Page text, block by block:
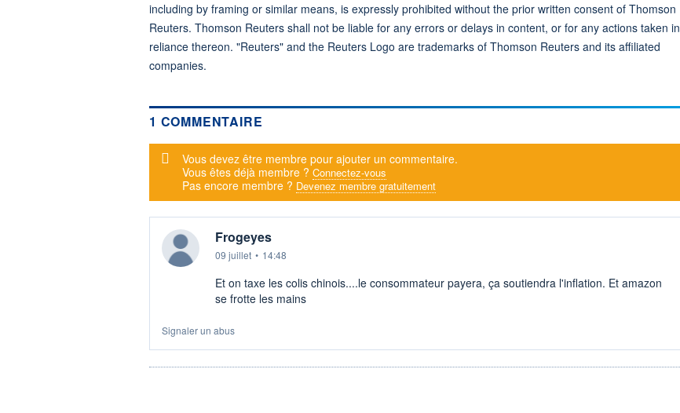
including by framing or similar means, is expressly prohibited without the prior written consent of Thomson
Reuters. Thomson Reuters shall not be liable for any errors or delays in content, or for any actions taken in
reliance thereon. "Reuters" and the Reuters Logo are trademarks of Thomson Reuters and its affiliated
companies.
1 COMMENTAIRE
Message d'alerte
Vous devez être membre pour ajouter un commentaire.
Vous êtes déjà membre ? Connectez-vous
Pas encore membre ? Devenez membre gratuitement
Frogeyes
09 juillet • 14:48
Et on taxe les colis chinois....le consommateur payera, ça soutiendra l'inflation. Et amazon
se frotte les mains
Signaler un abus